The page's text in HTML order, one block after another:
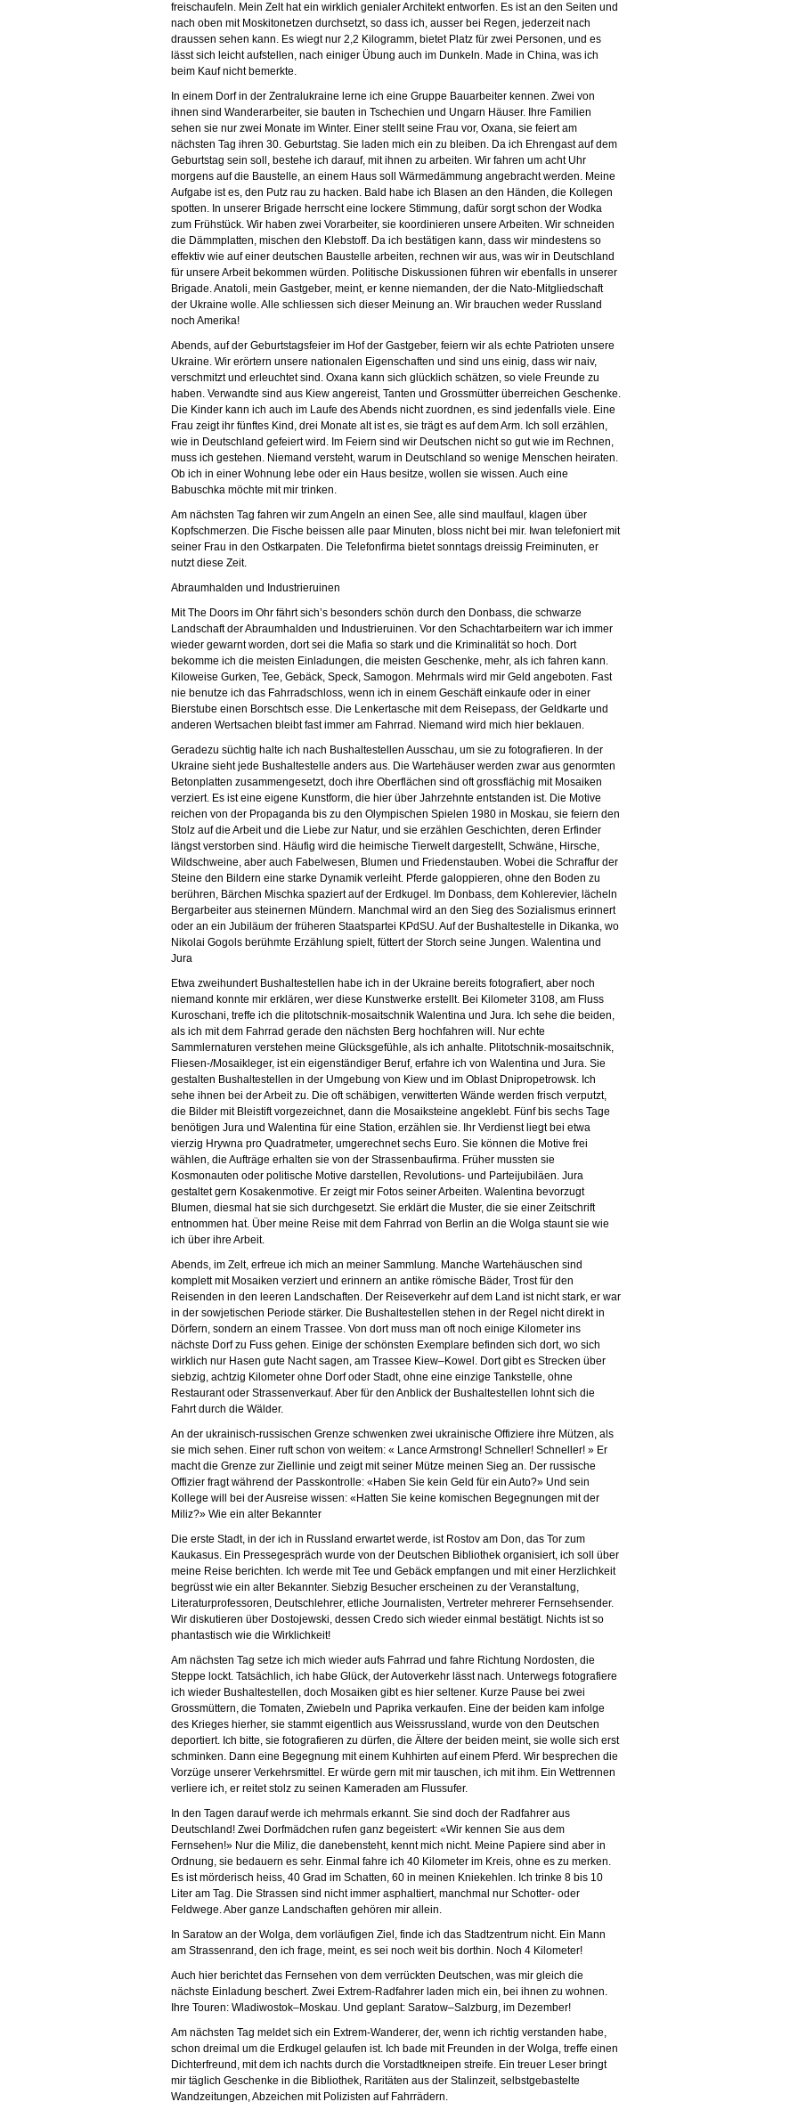
freischaufeln. Mein Zelt hat ein wirklich genialer Architekt entworfen. Es ist an den Seiten und
nach oben mit Moskitonetzen durchsetzt, so dass ich, ausser bei Regen, jederzeit nach
draussen sehen kann. Es wiegt nur 2,2 Kilogramm, bietet Platz für zwei Personen, und es
lässt sich leicht aufstellen, nach einiger Übung auch im Dunkeln. Made in China, was ich
beim Kauf nicht bemerkte.
In einem Dorf in der Zentralukraine lerne ich eine Gruppe Bauarbeiter kennen. Zwei von
ihnen sind Wanderarbeiter, sie bauten in Tschechien und Ungarn Häuser. Ihre Familien
sehen sie nur zwei Monate im Winter. Einer stellt seine Frau vor, Oxana, sie feiert am
nächsten Tag ihren 30. Geburtstag. Sie laden mich ein zu bleiben. Da ich Ehrengast auf dem
Geburtstag sein soll, bestehe ich darauf, mit ihnen zu arbeiten. Wir fahren um acht Uhr
morgens auf die Baustelle, an einem Haus soll Wärmedämmung angebracht werden. Meine
Aufgabe ist es, den Putz rau zu hacken. Bald habe ich Blasen an den Händen, die Kollegen
spotten. In unserer Brigade herrscht eine lockere Stimmung, dafür sorgt schon der Wodka
zum Frühstück. Wir haben zwei Vorarbeiter, sie koordinieren unsere Arbeiten. Wir schneiden
die Dämmplatten, mischen den Klebstoff. Da ich bestätigen kann, dass wir mindestens so
effektiv wie auf einer deutschen Baustelle arbeiten, rechnen wir aus, was wir in Deutschland
für unsere Arbeit bekommen würden. Politische Diskussionen führen wir ebenfalls in unserer
Brigade. Anatoli, mein Gastgeber, meint, er kenne niemanden, der die Nato-Mitgliedschaft
der Ukraine wolle. Alle schliessen sich dieser Meinung an. Wir brauchen weder Russland
noch Amerika!
Abends, auf der Geburtstagsfeier im Hof der Gastgeber, feiern wir als echte Patrioten unsere
Ukraine. Wir erörtern unsere nationalen Eigenschaften und sind uns einig, dass wir naiv,
verschmitzt und erleuchtet sind. Oxana kann sich glücklich schätzen, so viele Freunde zu
haben. Verwandte sind aus Kiew angereist, Tanten und Grossmütter überreichen Geschenke.
Die Kinder kann ich auch im Laufe des Abends nicht zuordnen, es sind jedenfalls viele. Eine
Frau zeigt ihr fünftes Kind, drei Monate alt ist es, sie trägt es auf dem Arm. Ich soll erzählen,
wie in Deutschland gefeiert wird. Im Feiern sind wir Deutschen nicht so gut wie im Rechnen,
muss ich gestehen. Niemand versteht, warum in Deutschland so wenige Menschen heiraten.
Ob ich in einer Wohnung lebe oder ein Haus besitze, wollen sie wissen. Auch eine
Babuschka möchte mit mir trinken.
Am nächsten Tag fahren wir zum Angeln an einen See, alle sind maulfaul, klagen über
Kopfschmerzen. Die Fische beissen alle paar Minuten, bloss nicht bei mir. Iwan telefoniert mit
seiner Frau in den Ostkarpaten. Die Telefonfirma bietet sonntags dreissig Freiminuten, er
nutzt diese Zeit.
Abraumhalden und Industrieruinen
Mit The Doors im Ohr fährt sich’s besonders schön durch den Donbass, die schwarze
Landschaft der Abraumhalden und Industrieruinen. Vor den Schachtarbeitern war ich immer
wieder gewarnt worden, dort sei die Mafia so stark und die Kriminalität so hoch. Dort
bekomme ich die meisten Einladungen, die meisten Geschenke, mehr, als ich fahren kann.
Kiloweise Gurken, Tee, Gebäck, Speck, Samogon. Mehrmals wird mir Geld angeboten. Fast
nie benutze ich das Fahrradschloss, wenn ich in einem Geschäft einkaufe oder in einer
Bierstube einen Borschtsch esse. Die Lenkertasche mit dem Reisepass, der Geldkarte und
anderen Wertsachen bleibt fast immer am Fahrrad. Niemand wird mich hier beklauen.
Geradezu süchtig halte ich nach Bushaltestellen Ausschau, um sie zu fotografieren. In der
Ukraine sieht jede Bushaltestelle anders aus. Die Wartehäuser werden zwar aus genormten
Betonplatten zusammengesetzt, doch ihre Oberflächen sind oft grossflächig mit Mosaiken
verziert. Es ist eine eigene Kunstform, die hier über Jahrzehnte entstanden ist. Die Motive
reichen von der Propaganda bis zu den Olympischen Spielen 1980 in Moskau, sie feiern den
Stolz auf die Arbeit und die Liebe zur Natur, und sie erzählen Geschichten, deren Erfinder
längst verstorben sind. Häufig wird die heimische Tierwelt dargestellt, Schwäne, Hirsche,
Wildschweine, aber auch Fabelwesen, Blumen und Friedenstauben. Wobei die Schraffur der
Steine den Bildern eine starke Dynamik verleiht. Pferde galoppieren, ohne den Boden zu
berühren, Bärchen Mischka spaziert auf der Erdkugel. Im Donbass, dem Kohlerevier, lächeln
Bergarbeiter aus steinernen Mündern. Manchmal wird an den Sieg des Sozialismus erinnert
oder an ein Jubiläum der früheren Staatspartei KPdSU. Auf der Bushaltestelle in Dikanka, wo
Nikolai Gogols berühmte Erzählung spielt, füttert der Storch seine Jungen. Walentina und
Jura
Etwa zweihundert Bushaltestellen habe ich in der Ukraine bereits fotografiert, aber noch
niemand konnte mir erklären, wer diese Kunstwerke erstellt. Bei Kilometer 3108, am Fluss
Kuroschani, treffe ich die plitotschnik-mosaitschnik Walentina und Jura. Ich sehe die beiden,
als ich mit dem Fahrrad gerade den nächsten Berg hochfahren will. Nur echte
Sammlernaturen verstehen meine Glücksgefühle, als ich anhalte. Plitotschnik-mosaitschnik,
Fliesen-/Mosaikleger, ist ein eigenständiger Beruf, erfahre ich von Walentina und Jura. Sie
gestalten Bushaltestellen in der Umgebung von Kiew und im Oblast Dnipropetrowsk. Ich
sehe ihnen bei der Arbeit zu. Die oft schäbigen, verwitterten Wände werden frisch verputzt,
die Bilder mit Bleistift vorgezeichnet, dann die Mosaiksteine angeklebt. Fünf bis sechs Tage
benötigen Jura und Walentina für eine Station, erzählen sie. Ihr Verdienst liegt bei etwa
vierzig Hrywna pro Quadratmeter, umgerechnet sechs Euro. Sie können die Motive frei
wählen, die Aufträge erhalten sie von der Strassenbaufirma. Früher mussten sie
Kosmonauten oder politische Motive darstellen, Revolutions- und Parteijubiläen. Jura
gestaltet gern Kosakenmotive. Er zeigt mir Fotos seiner Arbeiten. Walentina bevorzugt
Blumen, diesmal hat sie sich durchgesetzt. Sie erklärt die Muster, die sie einer Zeitschrift
entnommen hat. Über meine Reise mit dem Fahrrad von Berlin an die Wolga staunt sie wie
ich über ihre Arbeit.
Abends, im Zelt, erfreue ich mich an meiner Sammlung. Manche Wartehäuschen sind
komplett mit Mosaiken verziert und erinnern an antike römische Bäder, Trost für den
Reisenden in den leeren Landschaften. Der Reiseverkehr auf dem Land ist nicht stark, er war
in der sowjetischen Periode stärker. Die Bushaltestellen stehen in der Regel nicht direkt in
Dörfern, sondern an einem Trassee. Von dort muss man oft noch einige Kilometer ins
nächste Dorf zu Fuss gehen. Einige der schönsten Exemplare befinden sich dort, wo sich
wirklich nur Hasen gute Nacht sagen, am Trassee Kiew–Kowel. Dort gibt es Strecken über
siebzig, achtzig Kilometer ohne Dorf oder Stadt, ohne eine einzige Tankstelle, ohne
Restaurant oder Strassenverkauf. Aber für den Anblick der Bushaltestellen lohnt sich die
Fahrt durch die Wälder.
An der ukrainisch-russischen Grenze schwenken zwei ukrainische Offiziere ihre Mützen, als
sie mich sehen. Einer ruft schon von weitem: « Lance Armstrong! Schneller! Schneller! » Er
macht die Grenze zur Ziellinie und zeigt mit seiner Mütze meinen Sieg an. Der russische
Offizier fragt während der Passkontrolle: «Haben Sie kein Geld für ein Auto?» Und sein
Kollege will bei der Ausreise wissen: «Hatten Sie keine komischen Begegnungen mit der
Miliz?» Wie ein alter Bekannter
Die erste Stadt, in der ich in Russland erwartet werde, ist Rostov am Don, das Tor zum
Kaukasus. Ein Pressegespräch wurde von der Deutschen Bibliothek organisiert, ich soll über
meine Reise berichten. Ich werde mit Tee und Gebäck empfangen und mit einer Herzlichkeit
begrüsst wie ein alter Bekannter. Siebzig Besucher erscheinen zu der Veranstaltung,
Literaturprofessoren, Deutschlehrer, etliche Journalisten, Vertreter mehrerer Fernsehsender.
Wir diskutieren über Dostojewski, dessen Credo sich wieder einmal bestätigt. Nichts ist so
phantastisch wie die Wirklichkeit!
Am nächsten Tag setze ich mich wieder aufs Fahrrad und fahre Richtung Nordosten, die
Steppe lockt. Tatsächlich, ich habe Glück, der Autoverkehr lässt nach. Unterwegs fotografiere
ich wieder Bushaltestellen, doch Mosaiken gibt es hier seltener. Kurze Pause bei zwei
Grossmüttern, die Tomaten, Zwiebeln und Paprika verkaufen. Eine der beiden kam infolge
des Krieges hierher, sie stammt eigentlich aus Weissrussland, wurde von den Deutschen
deportiert. Ich bitte, sie fotografieren zu dürfen, die Ältere der beiden meint, sie wolle sich erst
schminken. Dann eine Begegnung mit einem Kuhhirten auf einem Pferd. Wir besprechen die
Vorzüge unserer Verkehrsmittel. Er würde gern mit mir tauschen, ich mit ihm. Ein Wettrennen
verliere ich, er reitet stolz zu seinen Kameraden am Flussufer.
In den Tagen darauf werde ich mehrmals erkannt. Sie sind doch der Radfahrer aus
Deutschland! Zwei Dorfmädchen rufen ganz begeistert: «Wir kennen Sie aus dem
Fernsehen!» Nur die Miliz, die danebensteht, kennt mich nicht. Meine Papiere sind aber in
Ordnung, sie bedauern es sehr. Einmal fahre ich 40 Kilometer im Kreis, ohne es zu merken.
Es ist mörderisch heiss, 40 Grad im Schatten, 60 in meinen Kniekehlen. Ich trinke 8 bis 10
Liter am Tag. Die Strassen sind nicht immer asphaltiert, manchmal nur Schotter- oder
Feldwege. Aber ganze Landschaften gehören mir allein.
In Saratow an der Wolga, dem vorläufigen Ziel, finde ich das Stadtzentrum nicht. Ein Mann
am Strassenrand, den ich frage, meint, es sei noch weit bis dorthin. Noch 4 Kilometer!
Auch hier berichtet das Fernsehen von dem verrückten Deutschen, was mir gleich die
nächste Einladung beschert. Zwei Extrem-Radfahrer laden mich ein, bei ihnen zu wohnen.
Ihre Touren: Wladiwostok–Moskau. Und geplant: Saratow–Salzburg, im Dezember!
Am nächsten Tag meldet sich ein Extrem-Wanderer, der, wenn ich richtig verstanden habe,
schon dreimal um die Erdkugel gelaufen ist. Ich bade mit Freunden in der Wolga, treffe einen
Dichterfreund, mit dem ich nachts durch die Vorstadtkneipen streife. Ein treuer Leser bringt
mir täglich Geschenke in die Bibliothek, Raritäten aus der Stalinzeit, selbstgebastelte
Wandzeitungen, Abzeichen mit Polizisten auf Fahrrädern.